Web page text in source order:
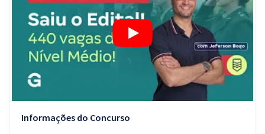
Atendimento
Informações do Concurso